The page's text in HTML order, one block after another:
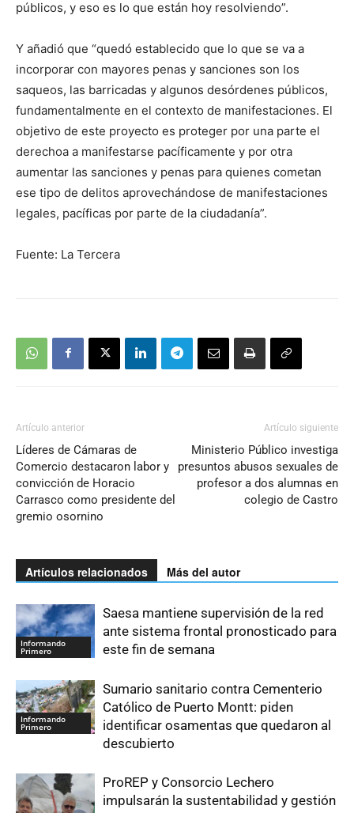
públicos, y eso es lo que están hoy resolviendo”.
Y añadió que “quedó establecido que lo que se va a
incorporar con mayores penas y sanciones son los
saqueos, las barricadas y algunos desórdenes públicos,
fundamentalmente en el contexto de manifestaciones. El
objetivo de este proyecto es proteger por una parte el
derechoa a manifestarse pacíficamente y por otra
aumentar las sanciones y penas para quienes cometan
ese tipo de delitos aprovechándose de manifestaciones
legales, pacíficas por parte de la ciudadanía”.
Fuente: La Tercera
Artículo anterior
Líderes de Cámaras de
Comercio destacaron labor y
convicción de Horacio
Carrasco como presidente del
gremio osornino
Artículo siguiente
Ministerio Público investiga
presuntos abusos sexuales de
profesor a dos alumnas en
colegio de Castro
Artículos relacionados Más del autor
Informando
Primero
Saesa mantiene supervisión de la red
ante sistema frontal pronosticado para
este fin de semana
Informando
Primero
Sumario sanitario contra Cementerio
Católico de Puerto Montt: piden
identificar osamentas que quedaron al
descubierto
ProREP y Consorcio Lechero
impulsarán la sustentabilidad y gestión